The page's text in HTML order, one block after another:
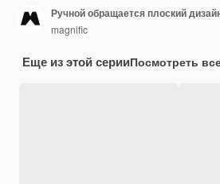
magnific
Еще из этой серииПосмотреть